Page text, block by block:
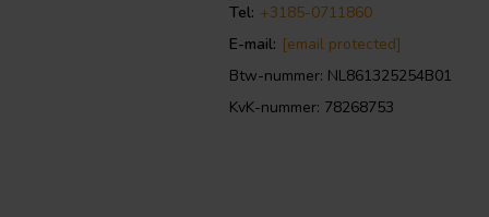
Tel: +3185-0711860
E-mail: [email protected]
Btw-nummer: NL861325254B01
KvK-nummer: 78268753